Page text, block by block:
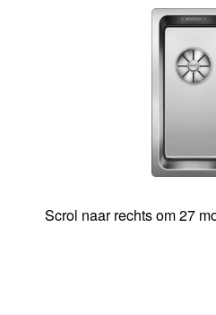
Scrol naar rechts om 27